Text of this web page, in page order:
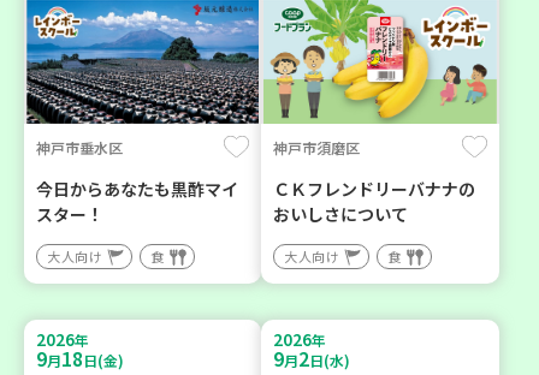
神戸市垂水区
今日からあなたも黒酢マイ
スター！
大人向け 食
神戸市須磨区
ＣＫフレンドリーバナナの
おいしさについて
大人向け 食
2026年
9月18日(金)
2026年
9月2日(水)